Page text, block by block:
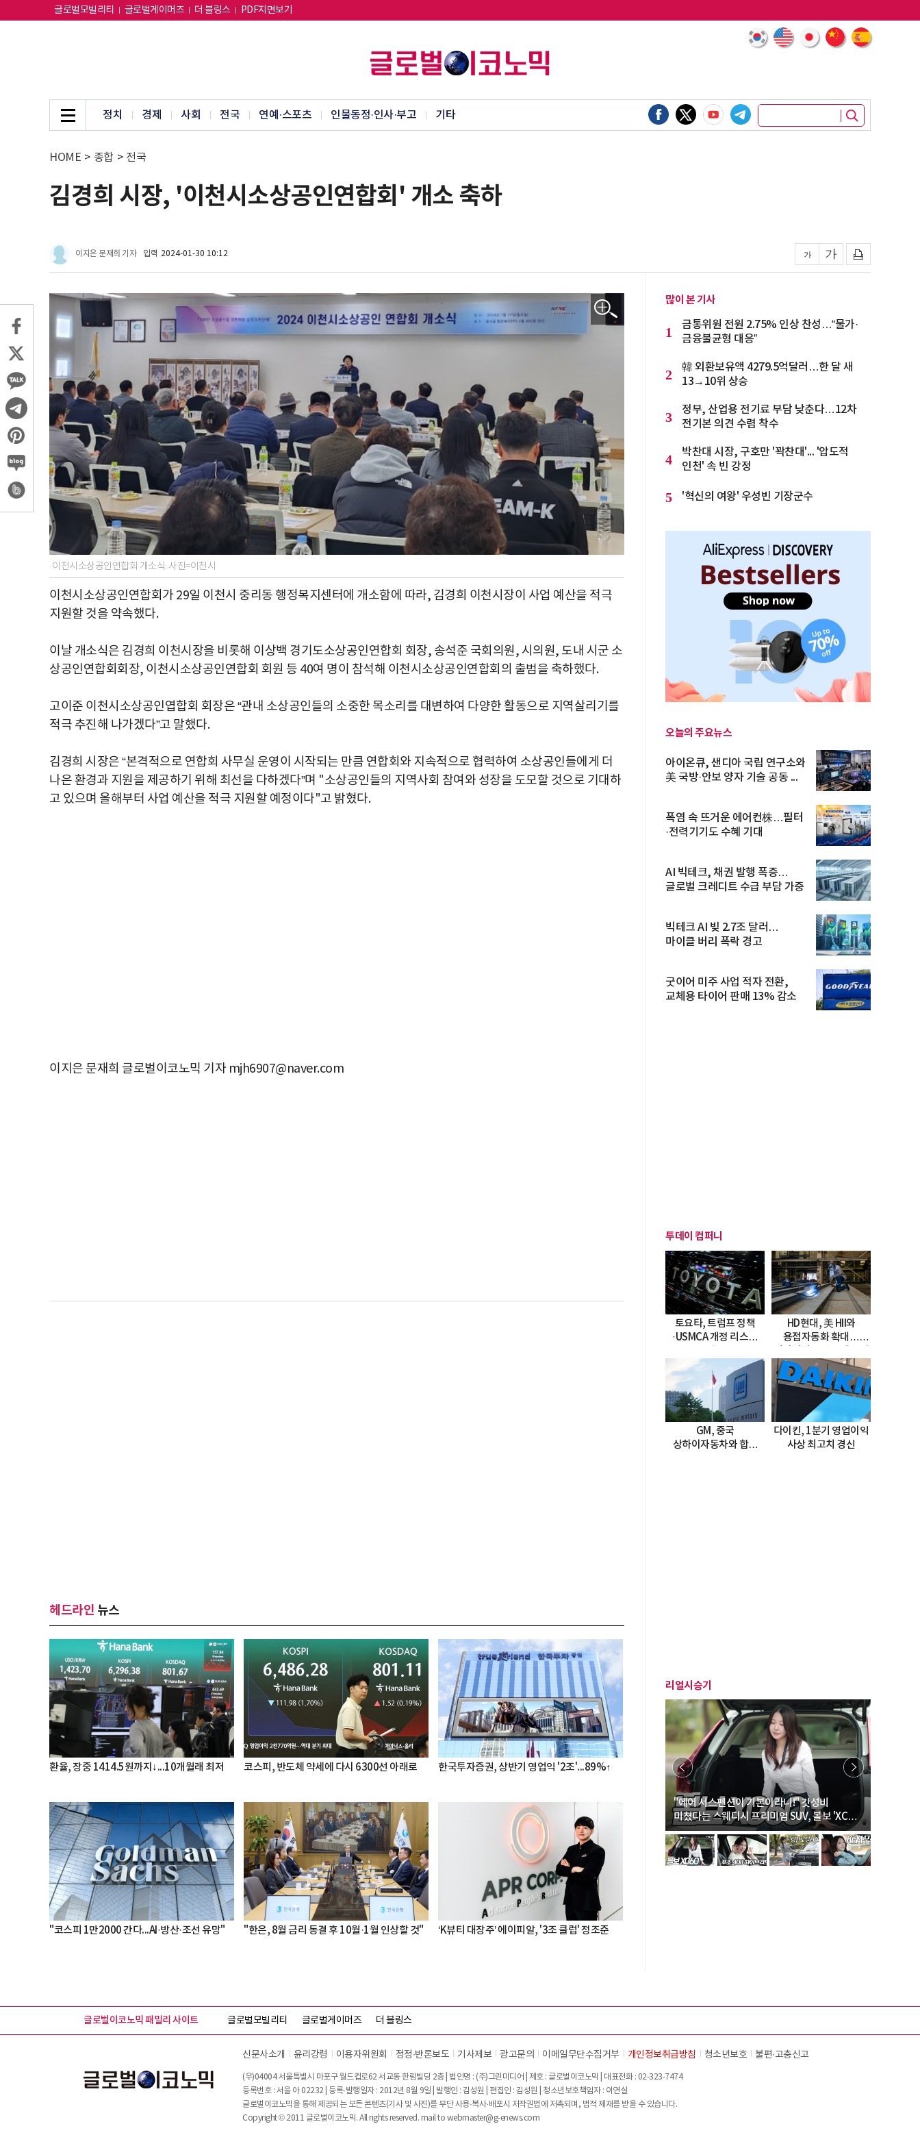
글로벌모빌리티 글로벌게이머즈 더 블링스 PDF지면보기
정치 경제 사회 전국 연예·스포츠 인물동정·인사·부고 기타
HOME > 종합 > 전국
김경희 시장, '이천시소상공인연합회' 개소 축하
이지은 문재희 기자 입력 2024-01-30 10:12
이천시소상공인연합회 개소식. 사진=이천시
이천시소상공인연합회가 29일 이천시 중리동 행정복지센터에 개소함에 따라, 김경희 이천시장이 사업 예산을 적극
지원할 것을 약속했다.
이날 개소식은 김경희 이천시장을 비롯해 이상백 경기도소상공인연합회 회장, 송석준 국회의원, 시의원, 도내 시군 소
상공인연합회회장, 이천시소상공인연합회 회원 등 40여 명이 참석해 이천시소상공인연합회의 출범을 축하했다.
고이준 이천시소상공인엽합회 회장은 “관내 소상공인들의 소중한 목소리를 대변하여 다양한 활동으로 지역살리기를
적극 추진해 나가겠다”고 말했다.
김경희 시장은 “본격적으로 연합회 사무실 운영이 시작되는 만큼 연합회와 지속적으로 협력하여 소상공인들에게 더
나은 환경과 지원을 제공하기 위해 최선을 다하겠다”며 "소상공인들의 지역사회 참여와 성장을 도모할 것으로 기대하
고 있으며 올해부터 사업 예산을 적극 지원할 예정이다"고 밝혔다.
이지은 문재희 글로벌이코노믹 기자 mjh6907@naver.com
헤드라인 뉴스
환율, 장중 1414.5원까지↓...10개월래 최저 코스피, 반도체 약세에 다시 6300선 아래로 한국투자증권, 상반기 영업익 '2조'...89%↑
"코스피 1만2000 간다...AI·방산·조선 유망" "한은, 8월 금리 동결 후 10월·1월 인상할 것" ‘K뷰티 대장주’ 에이피알, '3조 클럽' 정조준
많이 본 기사
1
금통위원 전원 2.75% 인상 찬성…“물가·
금융불균형 대응”
2
韓 외환보유액 4279.5억달러…한 달 새
13→10위 상승
3
정부, 산업용 전기료 부담 낮춘다…12차
전기본 의견 수렴 착수
4
박찬대 시장, 구호만 '꽉찬대'... '압도적
인천' 속 빈 강정
5 '혁신의 여왕' 우성빈 기장군수
오늘의 주요뉴스
아이온큐, 샌디아 국립 연구소와
美 국방·안보 양자 기술 공동 ...
폭염 속 뜨거운 에어컨株…필터
·전력기기도 수혜 기대
AI 빅테크, 채권 발행 폭증…
글로벌 크레디트 수급 부담 가중
빅테크 AI 빚 2.7조 달러…
마이클 버리 폭락 경고
굿이어 미주 사업 적자 전환,
교체용 타이어 판매 13% 감소
투데이 컴퍼니
토요타, 트럼프 정책
·USMCA 개정 리스크
HD현대, 美 HII와
용접자동화 확대…
도입
GM, 중국
상하이자동차와 합작
다이킨, 1분기 영업이익
사상 최고치 경신
리얼시승기
박지수 아나운서가 타본 ‘전설의 무쏘’… “여성·
초보자도 반할 반전 매력”
"에어 서스펜션이 기본이라니!" 갓성비
미쳤다는 스웨디시 프리미엄 SUV, 볼보 'XC60
B5 울트라'
글로벌이코노믹 패밀리 사이트 글로벌모빌리티 글로벌게이머즈 더 블링스
신문사소개 윤리강령 이용자위원회 정정∙반론보도 기사제보 광고문의 이메일무단수집거부 개인정보취급방침 청소년보호 불편∙고충신고
(우)04004 서울특별시 마포구 월드컵로62 서교동 한림빌딩 2층 | 법인명 : (주)그린미디어 | 제호 : 글로벌이코노믹 | 대표전화 : 02-323-7474
등록번호 : 서울 아 02232 | 등록·발행일자 : 2012년 8월 9일 | 발행인 : 김성원 | 편집인 : 김성원 | 청소년보호책임자 : 이연실
글로벌이코노믹을 통해 제공되는 모든 콘텐츠(기사 및 사진)를 무단 사용·복사·배포시 저작권법에 저촉되며, 법적 제재를 받을 수 있습니다.
Copyright © 2011 글로벌이코노믹. All rights reserved. mail to webmaster@g-enews.com